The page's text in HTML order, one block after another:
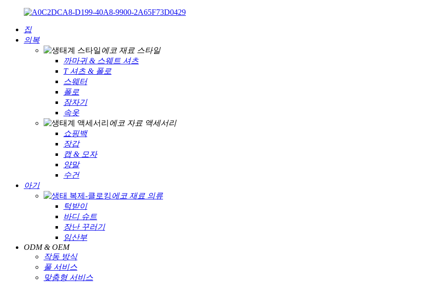
집
의복
에코 재료 스타일
까마귀 & 스웨트 셔츠
T 셔츠 & 폴로
스웨터
폴로
잠자기
속옷
에코 자료 액세서리
쇼핑백
장갑
캡 & 모자
양말
수건
아기
에코 재료 의류
턱받이
바디 슈트
장난 꾸러기
임산부
ODM & OEM
작동 방식
풀 서비스
맞춤형 서비스